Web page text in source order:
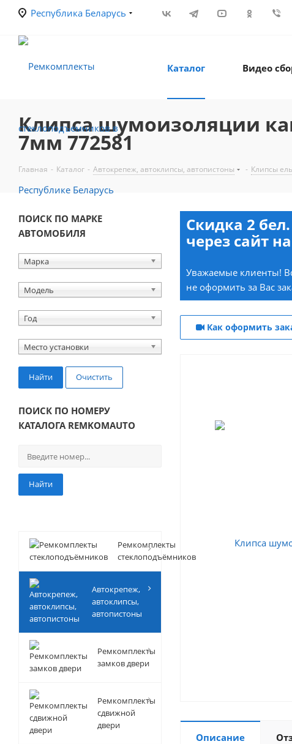
Республика Беларусь
Каталог Видео
Клипса шумоизоляции
7мм 772581
Главная - Каталог - Автокрепеж, автоклипсы, автопистоны - Клипсы ель
ПОИСК ПО МАРКЕ
АВТОМОБИЛЯ
Марка
Модель
Год
Место установки
Найти Очистить
ПОИСК ПО НОМЕРУ
КАТАЛОГА REMKOMAUTO
Найти
Ремкомплекты
стеклоподъёмников
Автокрепеж,
автоклипсы,
автопистоны
Ремкомплекты
замков двери
Ремкомплекты
сдвижной
двери
Скидка 2
через сайт
Уважаемые клиенты!
не оформить за Вас
Как оформить
Описание